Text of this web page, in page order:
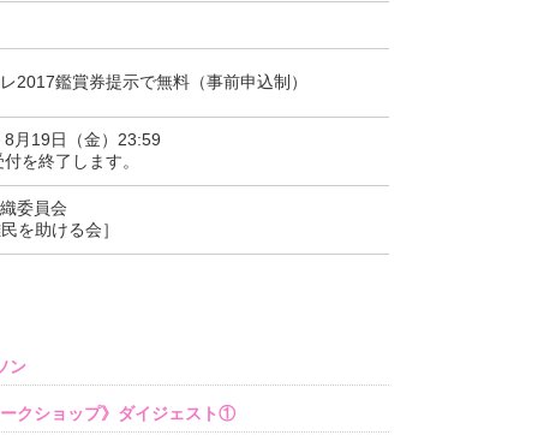
2017鑑賞券提示で無料（事前申込制）
月19日（金）23:59
を終了します。
委員会
を助ける会］
ン
クショップ》ダイジェスト①